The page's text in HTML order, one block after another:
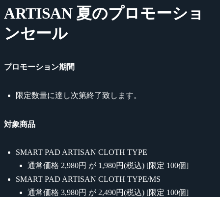
ARTISAN 夏のプロモーショ
ンセール
プロモーション期間
限定数量に達し次第終了致します。
対象商品
SMART PAD ARTISAN CLOTH TYPE
通常価格 2,980円 が 1,980円(税込) [限定 100個]
SMART PAD ARTISAN CLOTH TYPE/MS
通常価格 3,980円 が 2,490円(税込) [限定 100個]